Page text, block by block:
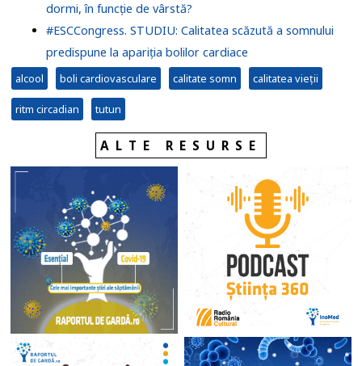
dormi, în funcție de vârstă?
#ESCCongress. STUDIU: Calitatea scăzută a somnului
predispune la apariția bolilor cardiace
alcool boli cardiovasculare calitate somn calitatea vieții
ritm circadian tutun
ALTE RESURSE